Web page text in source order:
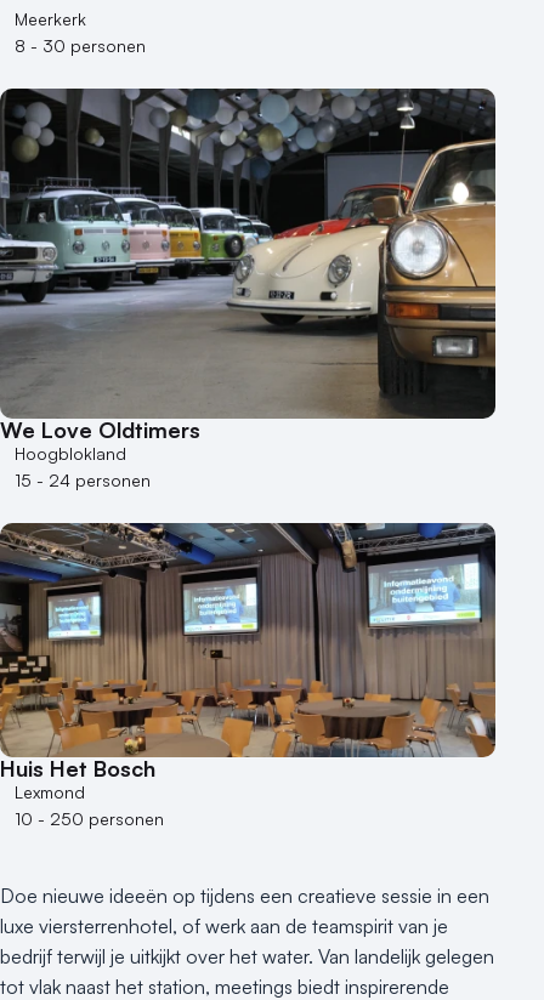
Meerkerk
8 - 30 personen
We Love Oldtimers
Hoogblokland
15 - 24 personen
Huis Het Bosch
Lexmond
10 - 250 personen
Doe nieuwe ideeën op tijdens een creatieve sessie in een
luxe viersterrenhotel, of werk aan de teamspirit van je
bedrijf terwijl je uitkijkt over het water. Van landelijk gelegen
tot vlak naast het station, meetings biedt inspirerende